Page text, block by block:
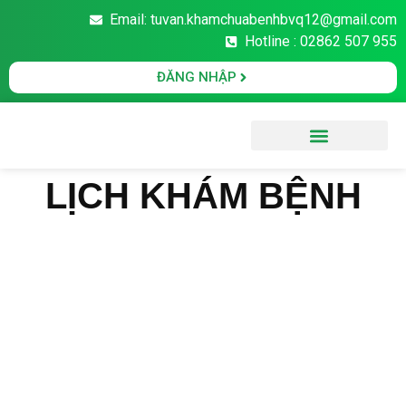
Email: tuvan.khamchuabenhbvq12@gmail.com
Hotline : 02862 507 955
ĐĂNG NHẬP
LỊCH KHÁM BỆNH